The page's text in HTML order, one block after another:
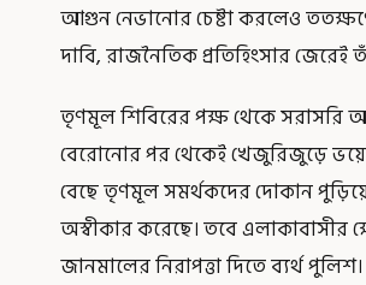
আগুন নেভানোর চেষ্টা করলেও
দাবি, রাজনৈতিক প্রতিহিংসার
তৃণমূল শিবিরের পক্ষ থেকে সরাসরি
বেরোনোর পর থেকেই খেজুরিজুড়ে
বেছে তৃণমূল সমর্থকদের দোকান
অস্বীকার করেছে। তবে এলাকাবাসীর
জানমালের নিরাপত্তা দিতে ব্যর্থ